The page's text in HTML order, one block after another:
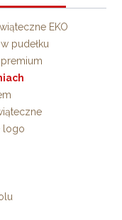
EKO
pudełku
logo